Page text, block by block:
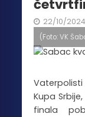
22/10/2024
(Foto: VK
Vaterpolisti
Kupa
finala